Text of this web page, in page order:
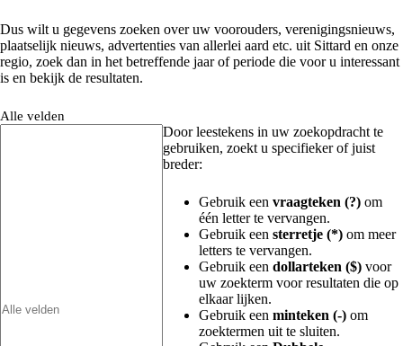
Dus wilt u gegevens zoeken over uw voorouders, verenigingsnieuws,
plaatselijk nieuws, advertenties van allerlei aard etc. uit Sittard en onze
regio, zoek dan in het betreffende jaar of periode die voor u interessant
is en bekijk de resultaten.
Alle velden
Door leestekens in uw zoekopdracht te
gebruiken, zoekt u specifieker of juist
breder:
Gebruik een vraagteken (?) om
één letter te vervangen.
Gebruik een sterretje (*) om meer
letters te vervangen.
Gebruik een dollarteken ($) voor
uw zoekterm voor resultaten die op
elkaar lijken.
Gebruik een minteken (-) om
zoektermen uit te sluiten.